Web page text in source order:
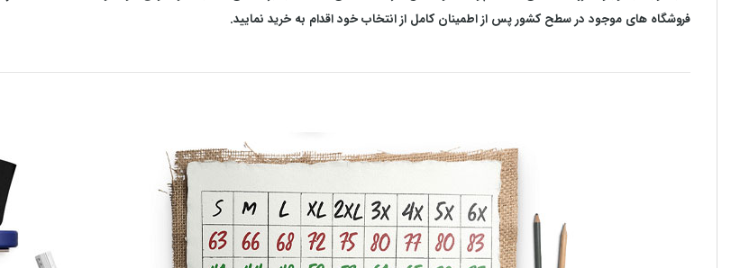
فروشگاه های موجود در سطح کشور پس از اطمینان کامل از انتخاب خود اقدام به خرید نمایید.